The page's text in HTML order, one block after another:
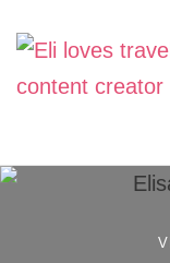
Eli
Viaggiare in